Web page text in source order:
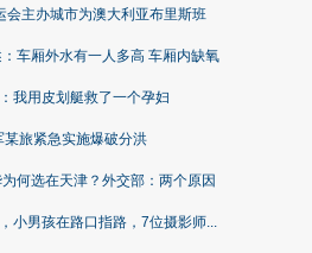
会主办城市为澳大利亚布里斯班
车厢外水有一人多高 车厢内缺氧
我用皮划艇救了一个孕妇
旅紧急实施爆破分洪
何选在天津？外交部：两个原因
小男孩在路口指路，7位摄影师...